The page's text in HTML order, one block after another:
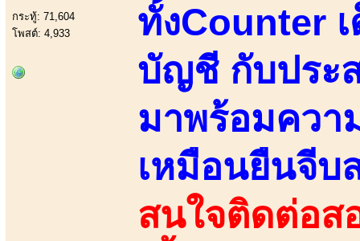
กระทู้: 71,604
โพสต์: 4,933
ทั้งCounter
บัญชี กับประ
มาพร้อมควา
เหมือนยืนจีบ
สนใจติดต่อส